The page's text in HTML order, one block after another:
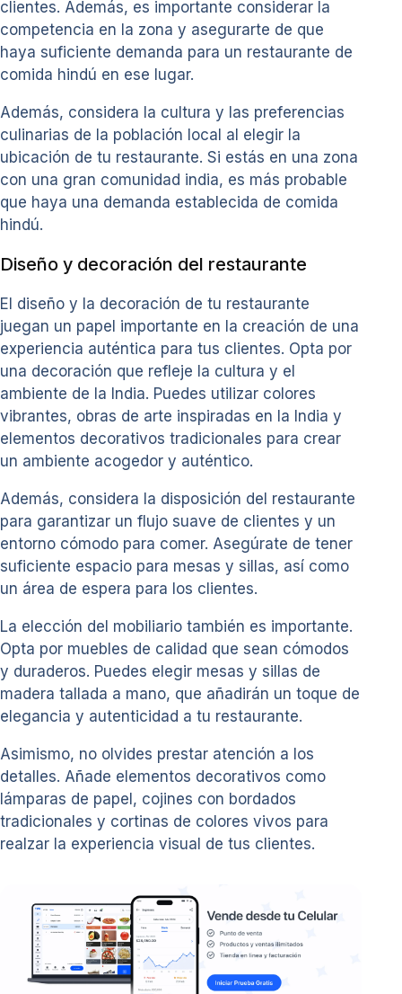
clientes. Además, es importante considerar la
competencia en la zona y asegurarte de que
haya suficiente demanda para un restaurante de
comida hindú en ese lugar.
Además, considera la cultura y las preferencias
culinarias de la población local al elegir la
ubicación de tu restaurante. Si estás en una zona
con una gran comunidad india, es más probable
que haya una demanda establecida de comida
hindú.
Diseño y decoración del restaurante
El diseño y la decoración de tu restaurante
juegan un papel importante en la creación de una
experiencia auténtica para tus clientes. Opta por
una decoración que refleje la cultura y el
ambiente de la India. Puedes utilizar colores
vibrantes, obras de arte inspiradas en la India y
elementos decorativos tradicionales para crear
un ambiente acogedor y auténtico.
Además, considera la disposición del restaurante
para garantizar un flujo suave de clientes y un
entorno cómodo para comer. Asegúrate de tener
suficiente espacio para mesas y sillas, así como
un área de espera para los clientes.
La elección del mobiliario también es importante.
Opta por muebles de calidad que sean cómodos
y duraderos. Puedes elegir mesas y sillas de
madera tallada a mano, que añadirán un toque de
elegancia y autenticidad a tu restaurante.
Asimismo, no olvides prestar atención a los
detalles. Añade elementos decorativos como
lámparas de papel, cojines con bordados
tradicionales y cortinas de colores vivos para
realzar la experiencia visual de tus clientes.